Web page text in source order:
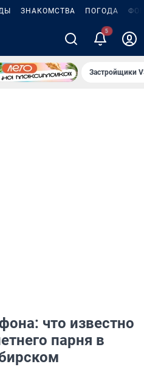
ЗНАКОМСТВА ПОГОДА
5
Застройщики
что известно
парня в